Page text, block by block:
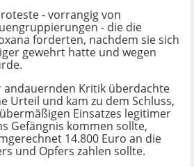
- vorrangig von
- die die
forderten, nachdem sie sich
gewehrt hatte und wegen
Kritik überdachte
Urteil und kam zu dem Schluss,
Einsatzes legitimer
Gefängnis kommen sollte,
14.800 Euro an die
und Opfers zahlen sollte.